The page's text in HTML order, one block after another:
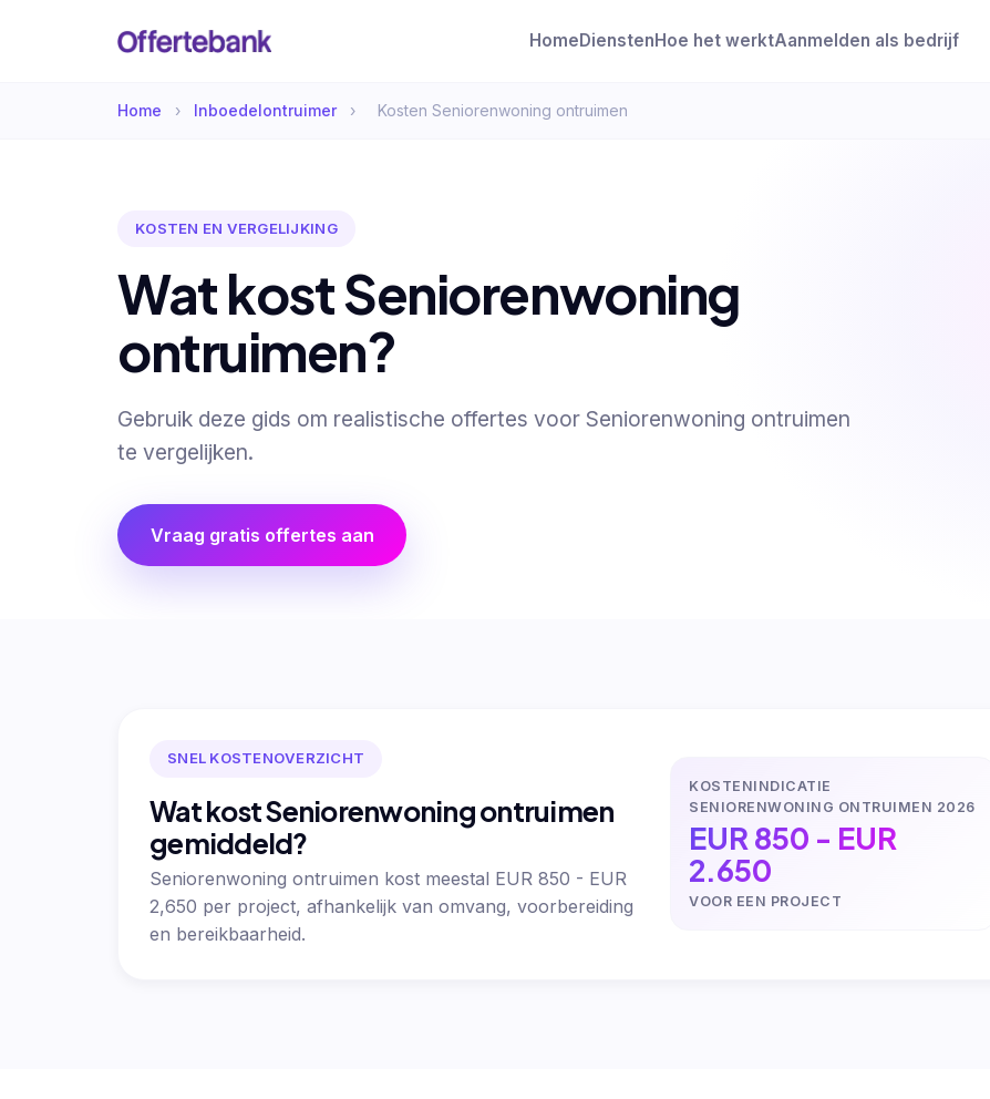
Home Diensten Hoe het werktAanmelden als bedrijf
Home › Inboedelontruimer › Kosten Seniorenwoning ontruimen
KOSTEN EN VERGELIJKING
Wat kost Seniorenwoning
ontruimen?
Gebruik deze gids om realistische offertes voor Seniorenwoning ontruimen
te vergelijken.
Vraag gratis offertes aan
SNEL KOSTENOVERZICHT
Wat kost Seniorenwoning ontruimen
gemiddeld?
Seniorenwoning ontruimen kost meestal EUR 850 - EUR
2,650 per project, afhankelijk van omvang, voorbereiding
en bereikbaarheid.
KOSTENINDICATIE
SENIORENWONING ONTRUIMEN 2026
EUR 850 - EUR
2.650
VOOR EEN PROJECT